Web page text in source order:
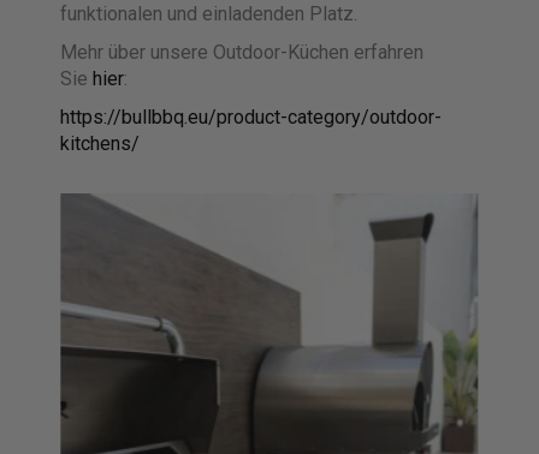
funktionalen und einladenden Platz.
Mehr über unsere Outdoor-Küchen erfahren
Siehier:
https://bullbbq.eu/product-category/outdoor-
kitchens/